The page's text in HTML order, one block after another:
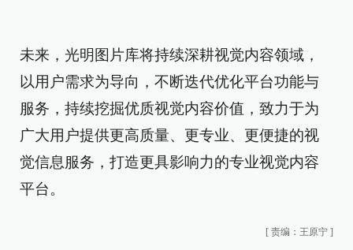
未来，光明图片库将持续深耕视觉内容领域，
以用户需求为导向，不断迭代优化平台功能与
服务，持续挖掘优质视觉内容价值，致力于为
广大用户提供更高质量、更专业、更便捷的视
觉信息服务，打造更具影响力的专业视觉内容
平台。
[ 责编：王原宁 ]